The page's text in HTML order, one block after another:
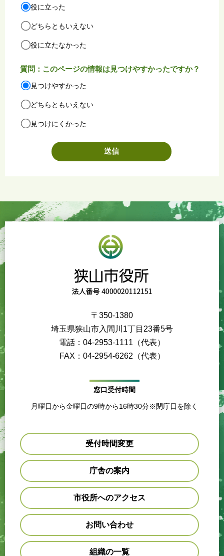
役に立った
どちらともいえない
役に立たなかった
質問：このページの情報は見つけやすかったですか？
見つけやすかった
どちらともいえない
見つけにくかった
〒350-1380
埼玉県狭山市入間川1丁目23番5号
電話：04-2953-1111（代表）
FAX：04-2954-6262（代表）
窓口受付時間
月曜日から金曜日の9時から16時30分※閉庁日を除く
受付時間変更
庁舎の案内
市役所へのアクセス
お問い合わせ
組織の一覧